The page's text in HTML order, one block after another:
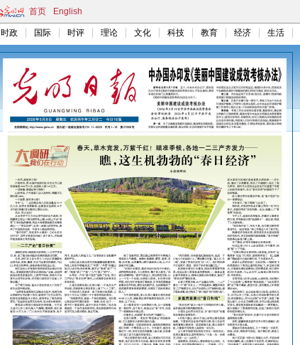
首页 English
时政 国际 时评 理论 文化 科技 教育 经济 生活